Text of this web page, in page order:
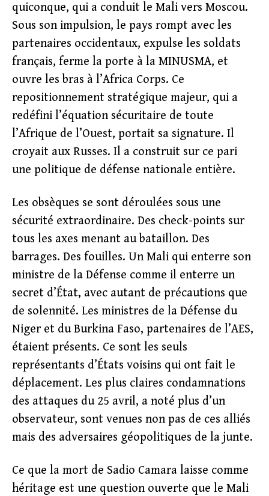
quiconque, qui a conduit le Mali vers Moscou.
Sous son impulsion, le pays rompt avec les
partenaires occidentaux, expulse les soldats
français, ferme la porte à la MINUSMA, et
ouvre les bras à l’Africa Corps. Ce
repositionnement stratégique majeur, qui a
redéfini l’équation sécuritaire de toute
l’Afrique de l’Ouest, portait sa signature. Il
croyait aux Russes. Il a construit sur ce pari
une politique de défense nationale entière.
Les obsèques se sont déroulées sous une
sécurité extraordinaire. Des check-points sur
tous les axes menant au bataillon. Des
barrages. Des fouilles. Un Mali qui enterre son
ministre de la Défense comme il enterre un
secret d’État, avec autant de précautions que
de solennité. Les ministres de la Défense du
Niger et du Burkina Faso, partenaires de l’AES,
étaient présents. Ce sont les seuls
représentants d’États voisins qui ont fait le
déplacement. Les plus claires condamnations
des attaques du 25 avril, a noté plus d’un
observateur, sont venues non pas de ces alliés
mais des adversaires géopolitiques de la junte.
Ce que la mort de Sadio Camara laisse comme
héritage est une question ouverte que le Mali